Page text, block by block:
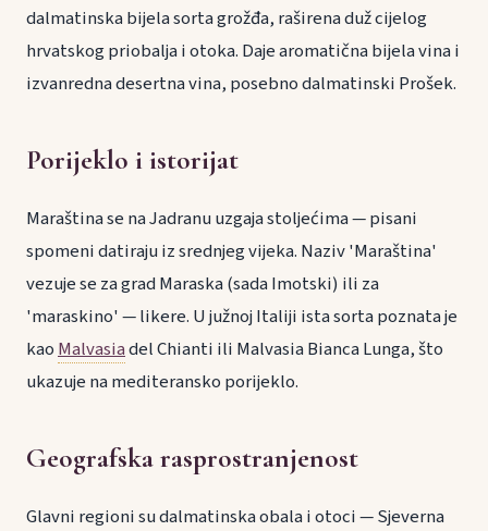
dalmatinska bijela sorta grožđa, raširena duž cijelog
hrvatskog priobalja i otoka. Daje aromatična bijela vina i
izvanredna desertna vina, posebno dalmatinski Prošek.
Porijeklo i istorijat
Maraština se na Jadranu uzgaja stoljećima — pisani
spomeni datiraju iz srednjeg vijeka. Naziv 'Maraština'
vezuje se za grad Maraska (sada Imotski) ili za
'maraskino' — likere. U južnoj Italiji ista sorta poznata je
kaoMalvasiadel Chianti ili Malvasia Bianca Lunga, što
ukazuje na mediteransko porijeklo.
Geografska rasprostranjenost
Glavni regioni su dalmatinska obala i otoci — Sjeverna